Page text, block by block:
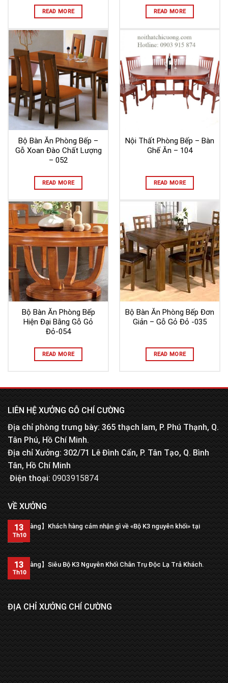
READ MORE READ MORE
Bộ Bàn Ăn Phòng Bếp –
Gỗ Xoan Đào Chất Lượng
– 052
READ MORE
Nội Thất Phòng Bếp – Bàn
Ghế Ăn – 104
READ MORE
Bộ Bàn Ăn Phòng Bếp
Hiện Đại Bằng Gỗ Gỏ
Đỏ-054
READ MORE
Bộ Bàn Ăn Phòng Bếp Đơn
Giản – Gỗ Gỏ Đỏ -035
READ MORE
LIÊN HỆ XƯỞNG GỖ CHÍ CƯỜNG
Địa chỉ phòng trưng bày: 365 thạch lam, P. Phú Thạnh, Q.
Tân Phú, Hồ Chí Minh.
Địa chỉ Xưởng: 302/71 Lê Đình Cẩn, P. Tân Tạo, Q. Bình
Tân, Hồ Chí Minh
Điện thoại:0903915874
VỀ XƯỞNG
【Trả hàng】Khách hàng cảm nhận gì về «Bộ K3 nguyên khối» tại
xưởng?
13
Th10
【Trả hàng】Siêu Bộ K3 Nguyên Khối Chân Trụ Độc Lạ Trả Khách.
13
Th10
ĐỊA CHỈ XƯỞNG CHÍ CƯỜNG